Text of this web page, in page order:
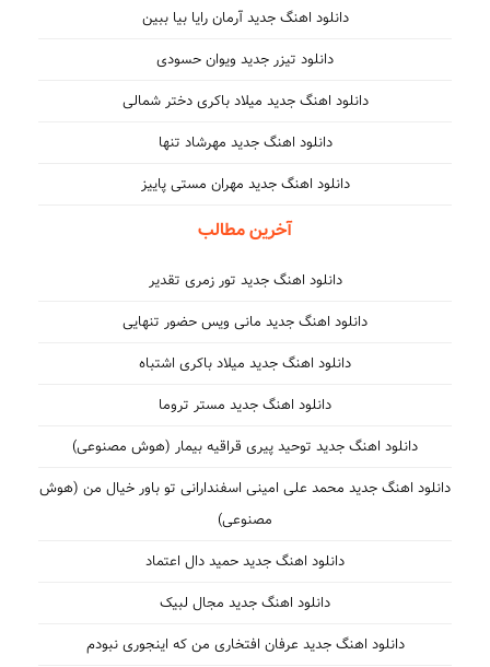
دانلود اهنگ جدید آرمان رایا بیا ببین
دانلود تیزر جدید ویوان حسودی
دانلود اهنگ جدید میلاد باکری دختر شمالی
دانلود اهنگ جدید مهرشاد تنها
دانلود اهنگ جدید مهران مستی پاییز
آخرین مطالب
دانلود اهنگ جدید تور زمری تقدیر
دانلود اهنگ جدید مانی ویس حضور تنهایی
دانلود اهنگ جدید میلاد باکری اشتباه
دانلود اهنگ جدید مستر تروما
دانلود اهنگ جدید توحید پیری قراقیه بیمار (هوش مصنوعی)
دانلود اهنگ جدید محمد علی امینی اسفندارانی تو باور خیال من (هوش
مصنوعی)
دانلود اهنگ جدید حمید دال اعتماد
دانلود اهنگ جدید مجال لبیک
دانلود اهنگ جدید عرفان افتخاری من که اینجوری نبودم